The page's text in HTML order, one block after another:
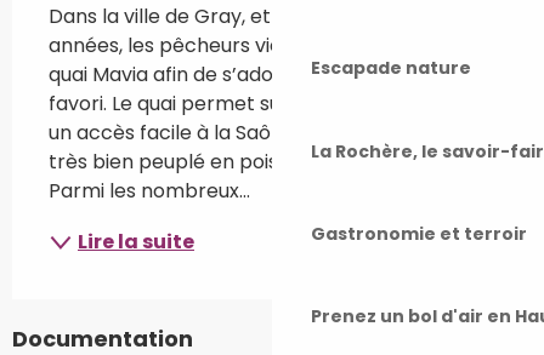
Escapade nature
La Rochère, le savoir-
Gastronomie et terroir
Prenez un bol d'air en
Dans la ville de Gray, et depuis de nombreuses
années, les pêcheurs viennent fréquenter le
quai Mavia afin de s’adonner à leur sport
favori. Le quai permet sur environ 800 mètres
un accès facile à la Saône, qui est à cet endroit
très bien peuplé en poissons en tous genres.
Parmi les nombreux...
Lire la suite
Documentation